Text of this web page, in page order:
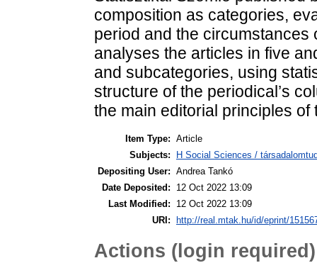
composition as categories,
period and the circumstances
analyses the articles in five
and subcategories, using
structure of the periodical’s
the main editorial principles of
Item Type: Article
Subjects:
H Social Sciences /
Depositing User: Andrea Tankó
Date Deposited:
12 Oct 2022 13:09
Last Modified:
12 Oct 2022 13:09
URI:
http://real.mtak.hu/id/eprint/
Actions (login required)